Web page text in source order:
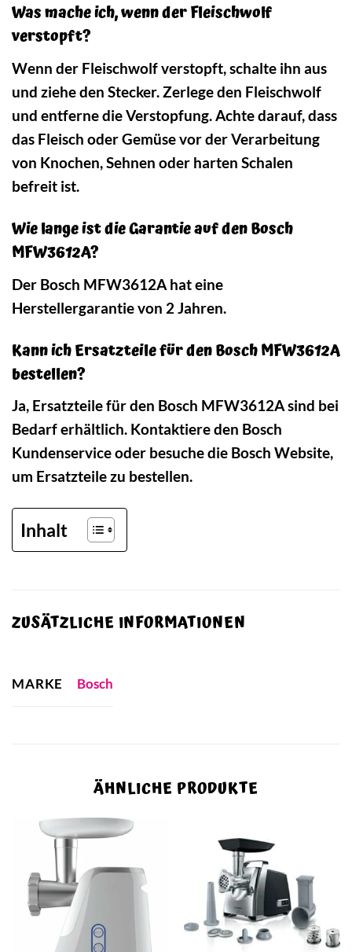
Was mache ich, wenn der Fleischwolf
verstopft?
Wenn der Fleischwolf verstopft, schalte ihn aus
und ziehe den Stecker. Zerlege den Fleischwolf
und entferne die Verstopfung. Achte darauf, dass
das Fleisch oder Gemüse vor der Verarbeitung
von Knochen, Sehnen oder harten Schalen
befreit ist.
Wie lange ist die Garantie auf den Bosch
MFW3612A?
Der Bosch MFW3612A hat eine
Herstellergarantie von 2 Jahren.
Kann ich Ersatzteile für den Bosch MFW3612A
bestellen?
Ja, Ersatzteile für den Bosch MFW3612A sind bei
Bedarf erhältlich. Kontaktiere den Bosch
Kundenservice oder besuche die Bosch Website,
um Ersatzteile zu bestellen.
Inhalt
ZUSÄTZLICHE INFORMATIONEN
MARKE Bosch
ÄHNLICHE PRODUKTE